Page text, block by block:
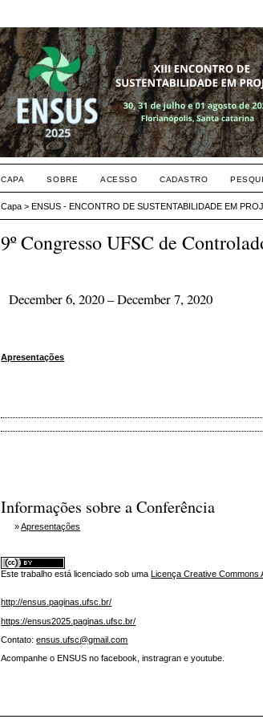
CAPA SOBRE ACESSO CADASTRO
Capa >ENSUS - ENCONTRO DE SUSTENTABILIDADE EM
9º Congresso UFSC de
December 6, 2020 – December 7, 2020
Apresentações
Informações sobre a Conferência
»Apresentações
Este trabalho está licenciado sob umaLicença Creative Commons
http://ensus.paginas.ufsc.br/
https://ensus2025.paginas.ufsc.br/
Contato:ensus.ufsc@gmail.com
Acompanhe o ENSUS no facebook, instragran e youtube.